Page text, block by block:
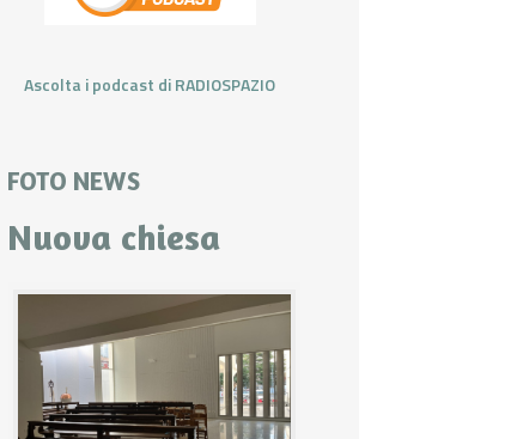
Ascolta i podcast di RADIOSPAZIO
FOTO NEWS
Nuova chiesa